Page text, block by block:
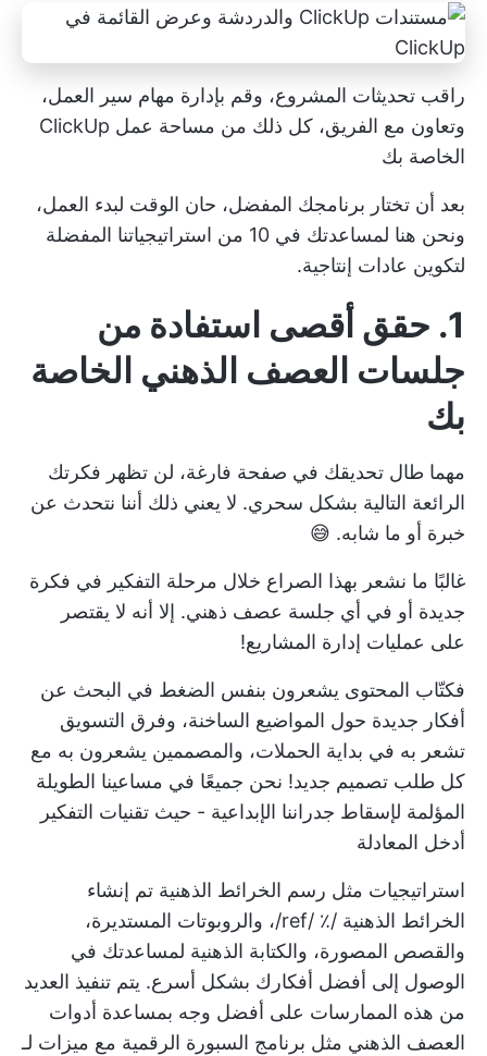
راقب تحديثات المشروع، وقم بإدارة مهام سير العمل،
وتعاون مع الفريق، كل ذلك من مساحة عمل ClickUp
الخاصة بك
بعد أن تختار برنامجك المفضل، حان الوقت لبدء العمل،
ونحن هنا لمساعدتك في 10 من استراتيجياتنا المفضلة
لتكوين عادات إنتاجية.
1. حقق أقصى استفادة من
جلسات العصف الذهني الخاصة
بك
مهما طال تحديقك في صفحة فارغة، لن تظهر فكرتك
الرائعة التالية بشكل سحري. لا يعني ذلك أننا نتحدث عن
خبرة أو ما شابه. 😅
غالبًا ما نشعر بهذا الصراع خلال مرحلة التفكير في فكرة
جديدة أو في أي جلسة عصف ذهني. إلا أنه لا يقتصر
على عمليات إدارة المشاريع!
فكتّاب المحتوى يشعرون بنفس الضغط في البحث عن
أفكار جديدة حول المواضيع الساخنة، وفرق التسويق
تشعر به في بداية الحملات، والمصممين يشعرون به مع
كل طلب تصميم جديد! نحن جميعًا في مساعينا الطويلة
المؤلمة لإسقاط جدراننا الإبداعية - حيث تقنيات التفكير
أدخل المعادلة
استراتيجيات مثل رسم الخرائط الذهنية تم إنشاء
الخرائط الذهنية /٪ /ref/، والروبوتات المستديرة،
والقصص المصورة، والكتابة الذهنية لمساعدتك في
الوصول إلى أفضل أفكارك بشكل أسرع. يتم تنفيذ العديد
من هذه الممارسات على أفضل وجه بمساعدة أدوات
العصف الذهني مثل برنامج السبورة الرقمية مع ميزات لـ